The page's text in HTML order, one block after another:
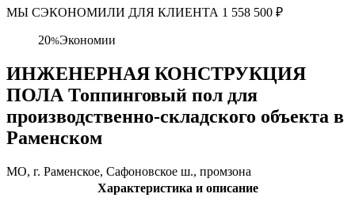
МЫ СЭКОНОМИЛИ ДЛЯ КЛИЕНТА 1 558 500 ₽
20%Экономии
ИНЖЕНЕРНАЯ КОНСТРУКЦИЯ
ПОЛА Топпинговый пол для
производственно-складского объекта в
Раменском
МО, г. Раменское, Сафоновское ш., промзона
Характеристика и описание